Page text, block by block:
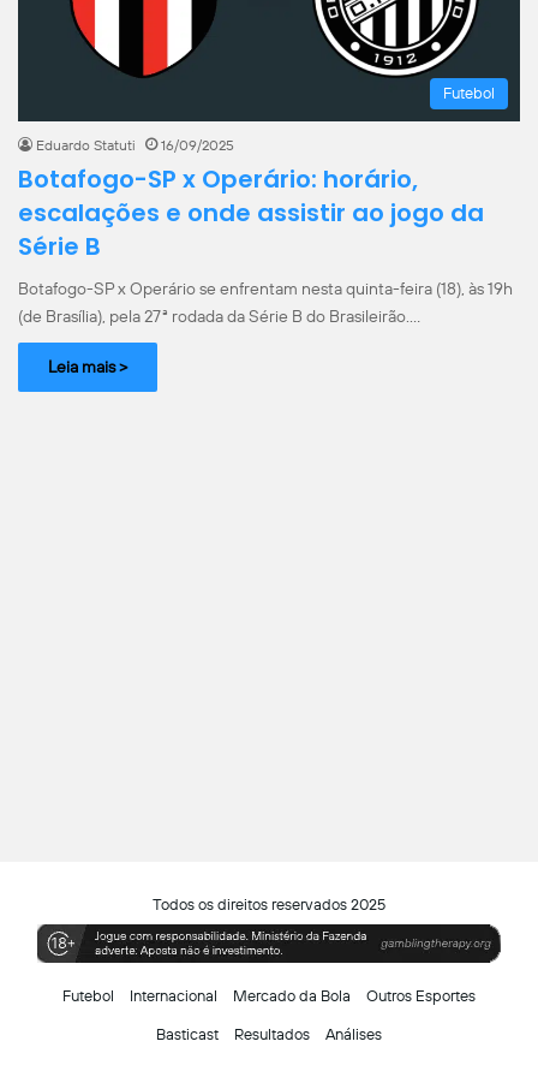
Futebol
Eduardo Statuti 16/09/2025
Botafogo-SP x Operário: horário,
escalações e onde assistir ao jogo da
Série B
Botafogo-SP x Operário se enfrentam nesta quinta-feira (18), às 19h
(de Brasília), pela 27ª rodada da Série B do Brasileirão.…
Leia mais >
Todos os direitos reservados 2025
Futebol Internacional Mercado da Bola Outros Esportes
Basticast Resultados Análises